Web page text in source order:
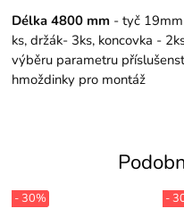
Délka 4800 mm - tyč
ks, držák- 3ks, koncovka -
výběru parametru
hmoždinky pro montáž
- 30% -